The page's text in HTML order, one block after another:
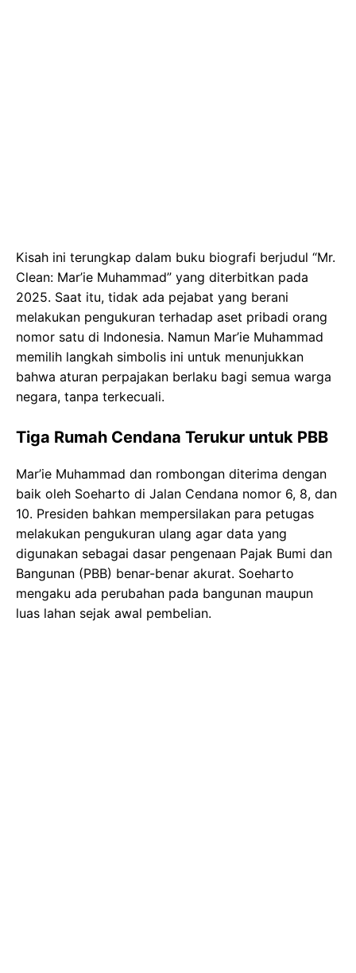
Kisah ini terungkap dalam buku biografi berjudul “Mr.
Clean: Mar’ie Muhammad” yang diterbitkan pada
2025. Saat itu, tidak ada pejabat yang berani
melakukan pengukuran terhadap aset pribadi orang
nomor satu di Indonesia. Namun Mar’ie Muhammad
memilih langkah simbolis ini untuk menunjukkan
bahwa aturan perpajakan berlaku bagi semua warga
negara, tanpa terkecuali.
Tiga Rumah Cendana Terukur untuk PBB
Mar’ie Muhammad dan rombongan diterima dengan
baik oleh Soeharto di Jalan Cendana nomor 6, 8, dan
10. Presiden bahkan mempersilakan para petugas
melakukan pengukuran ulang agar data yang
digunakan sebagai dasar pengenaan Pajak Bumi dan
Bangunan (PBB) benar-benar akurat. Soeharto
mengaku ada perubahan pada bangunan maupun
luas lahan sejak awal pembelian.